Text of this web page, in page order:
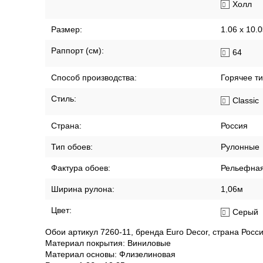
Холл
Размер: 1.06 x
Раппорт (см): 64
Способ производства: Горячее
Стиль: Classic
Страна: Россия
Тип обоев: Рулонные
Фактура обоев:
Ширина рулона: 1,06м
Цвет: Серый
Обои артикул 7260-11, бренда Euro Decor, страна
Материал покрытия: Виниловые
Материал основы: Флизелиновая